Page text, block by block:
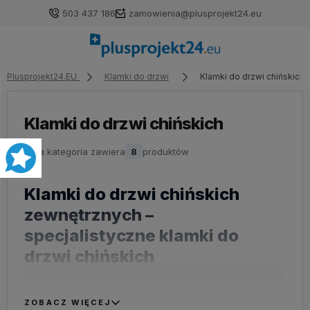
503 437 186 zamowienia@plusprojekt24.eu
Zaloguj się
Załóż konto
Wybierz coś dla siebie z naszej aktualnej oferty lub
zaloguj się, aby przywrócić dodane produkty do listy
Plusprojekt24.EU Klamki do drzwi Klamki do drzwi chińskich
Klamki do drzwi chińskich
🛒Ta kategoria zawiera 8 produktów
Klamki do drzwi chińskich
zewnętrznych –
specjalistyczne klamki do
drzwi chińskich
swoją unikalną konstrukcję i wyjątkowy styl,
ZOBACZ WIĘCEJ